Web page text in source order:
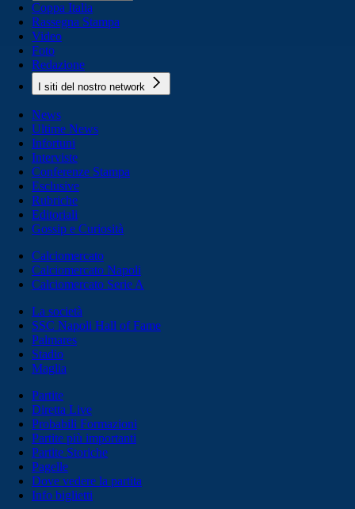
Coppa Italia
Rassegna Stampa
Video
Foto
Redazione
I siti del nostro network
News
Ultime News
Infortuni
Interviste
Conferenze Stampa
Esclusive
Rubriche
Editoriali
Gossip e Curiosità
Calciomercato
Calciomercato Napoli
Calciomercato Serie A
La società
SSC Napoli Hall of Fame
Palmares
Stadio
Maglia
Partite
Diretta Live
Probabili Formazioni
Partite più importanti
Partite Storiche
Pagelle
Dove vedere la partita
Info biglietti